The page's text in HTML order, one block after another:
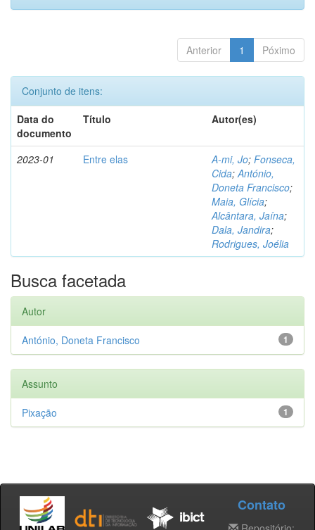
Anterior 1 Póximo
Conjunto de itens:
Data do
documento
Título Autor(es)
2023-01 Entre elas A-mi, Jo; Fonseca,
Cida;António,
Doneta Francisco;
Maia, Glícia;
Alcântara, Jaína;
Dala, Jandira;
Rodrigues, Joélia
Busca facetada
Autor
1
António, Doneta Francisco
Assunto
1
Pixação
Contato